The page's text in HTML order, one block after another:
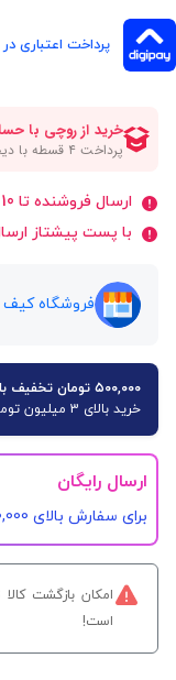
پرداخت اعتباری در ۴ قسط، ماهانه 137,500 تومان
ارسال فروشنده تا 10 روز دیگر
با پست پیشتاز
فروشگاه
۵۰۰,۰۰۰ تومان تخفیف با دیجی پی
خرید بالای 3 میلیون تومان
ارسال رایگان
برای سفارش‌ بالای 5,000,000 تومان
است!